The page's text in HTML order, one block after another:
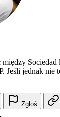
Sociedad
Jeśli jednak nie
Zgłoś